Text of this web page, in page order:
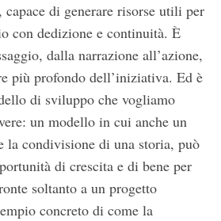
capace di generare risorse utili per
con dedizione e continuità. È
dalla narrazione all’azione,
più profondo dell’iniziativa. Ed è
di sviluppo che vogliamo
un modello in cui anche un
la condivisione di una storia, può
di crescita e di bene per
soltanto a un progetto
concreto di come la